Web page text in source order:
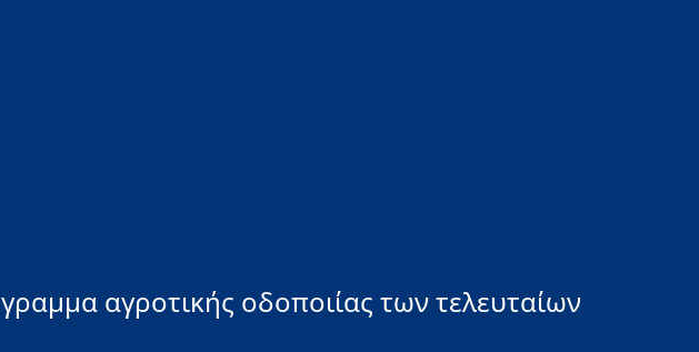
αγροτικής οδοποιίας των τελευταίων